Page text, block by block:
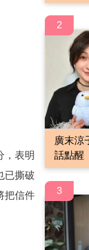
，表明
已撕破
把信件
2
廣末涼
話點醒
3